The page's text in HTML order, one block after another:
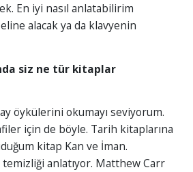
En iyi nasıl anlatabilirim
alacak ya da klavyenin
siz ne tür kitaplar
öykülerini okumayı seviyorum.
için de böyle. Tarih kitaplarına
kitap Kan ve İman.
anlatıyor. Matthew Carr